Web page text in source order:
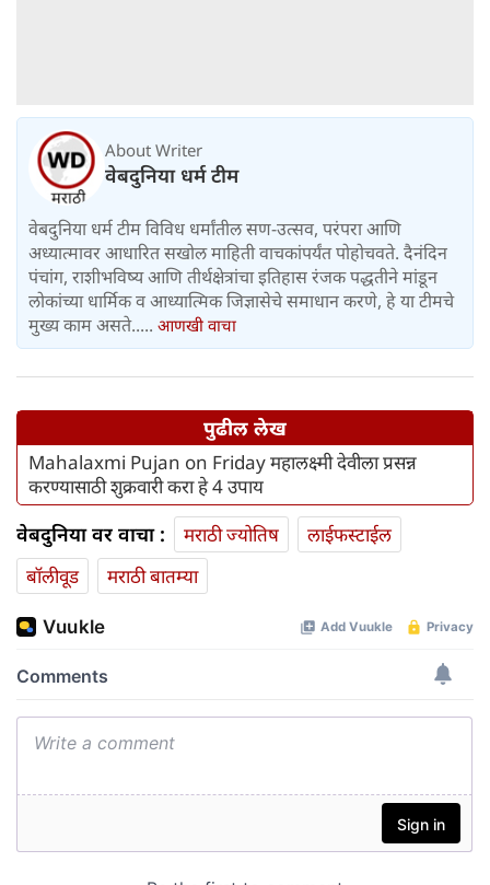
About Writer
वेबदुनिया धर्म टीम
वेबदुनिया धर्म टीम विविध धर्मांतील सण-उत्सव, परंपरा आणि
अध्यात्मावर आधारित सखोल माहिती वाचकांपर्यंत पोहोचवते. दैनंदिन
पंचांग, राशीभविष्य आणि तीर्थक्षेत्रांचा इतिहास रंजक पद्धतीने मांडून
लोकांच्या धार्मिक व आध्यात्मिक जिज्ञासेचे समाधान करणे, हे या टीमचे
मुख्य काम असते..... आणखी वाचा
पुढील लेख
Mahalaxmi Pujan on Friday महालक्ष्मी देवीला प्रसन्न
करण्यासाठी शुक्रवारी करा हे 4 उपाय
वेबदुनिया वर वाचा : मराठी ज्योतिष
लाईफस्टाईल
बॉलीवूड
मराठी बातम्या